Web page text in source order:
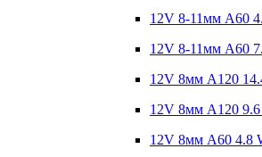
12V 8-11мм A60
12V 8-11мм A60
12V 8мм A120
12V 8мм A120
12V 8мм A60 4.8